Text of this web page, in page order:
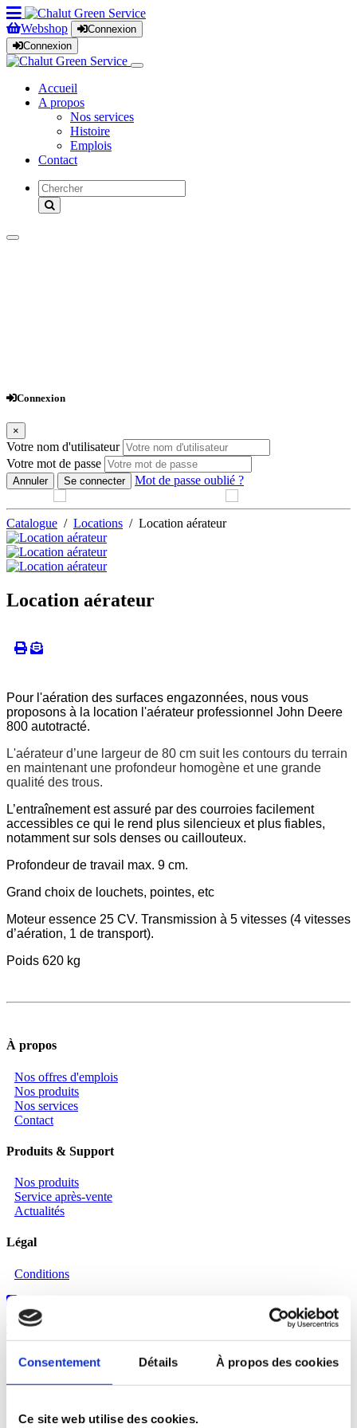
Consentement Détails À propos des cookies
Ce site web utilise des cookies.
Webshop
Connexion
Connexion
Accueil
A propos
Nos services
Histoire
Emplois
Contact
Connexion
×
Votre nom d'utilisateur
Votre mot de passe
Annuler Se connecter Mot de passe oublié ?
Catalogue / Locations / Location aérateur
Location aérateur
Pour l'aération des surfaces engazonnées, nous vous
proposons à la location l'aérateur professionnel John Deere
800 autotracté.
L'aérateur d’une largeur de 80 cm suit les contours du terrain
en maintenant une profondeur homogène et une grande
qualité des trous.
L’entraînement est assuré par des courroies facilement
accessibles ce qui le rend plus silencieux et plus fiables,
notamment sur sols denses ou caillouteux.
Profondeur de travail max. 9 cm.
Grand choix de louchets, pointes, etc
Moteur essence 25 CV. Transmission à 5 vitesses (4 vitesses
d’aération, 1 de transport).
Poids 620 kg
À propos
Nos offres d'emplois
Nos produits
Nos services
Contact
Produits & Support
Nos produits
Service après-vente
Actualités
Légal
Conditions
Copyright © 2026 Chalut Green Service Tous droits réservés
Produits
Tout voir dans Produits
Soins du gazon
Tondeuses à Gazon